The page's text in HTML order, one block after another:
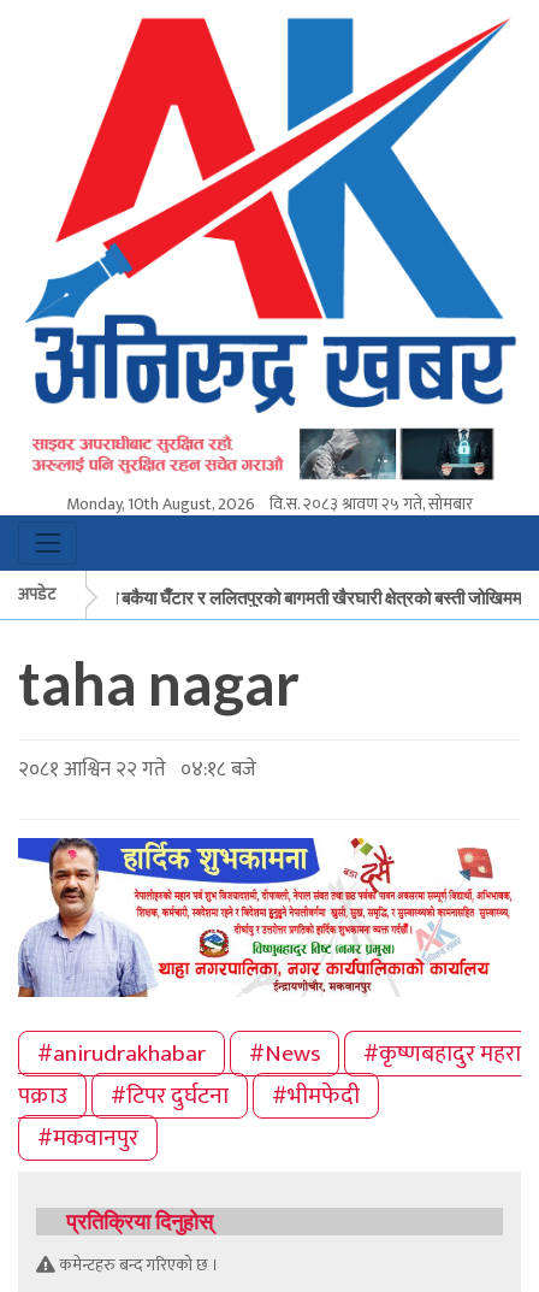
Monday, 10th August, 2026 वि.स.२०८३ श्रावण २५ गते, सोमबार
अपडेट
मकवानपुरको बकैया घैँटार र ललितपुरको बागमती खैरघारी क्षेत्रको बस्ती जोखिममा
मकवानपुरको बकैया घैँटार र ललितपुरको बागमती खैरघारी क्षेत्रको बस्ती जोखिममा
taha nagar
२०८१ आश्विन २२ गते ०४:१८ बजे
#anirudrakhabar #News
#कृष्णबहादुर महरा
पक्राउ
#टिपर दुर्घटना
#भीमफेदी
#मकवानपुर
प्रतिक्रिया दिनुहोस्
कमेन्टहरु बन्द गरिएको छ ।